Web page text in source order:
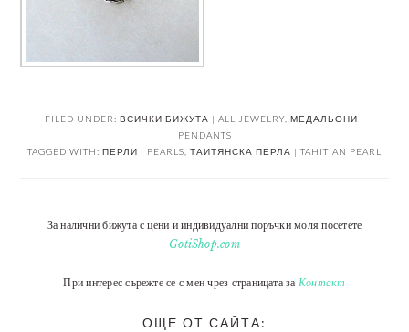
FILED UNDER: ВСИЧКИ БИЖУТА | ALL JEWELRY МЕДАЛЬОНИ |
PENDANTS
TAGGED WITH: ПЕРЛИ | PEARLS ТАИТЯНСКА ПЕРЛА | TAHITIAN PEARL
За налични бижута с цени и индивидуални поръчки моля посетете
GotiShop.com
При интерес сърежте се с мен чрез страницата за Контакт
ОЩЕ ОТ САЙТА: